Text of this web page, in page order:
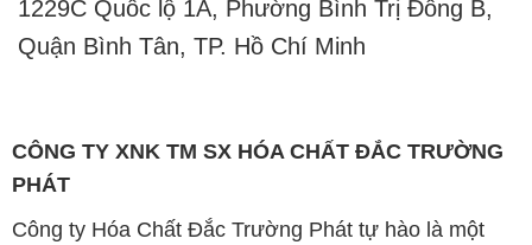
CÔNG TY XNK TM SX HÓA CHẤT ĐẮC TRƯỜNG
PHÁT
các loại hóa chất công nghiệp tại TP. Hồ Chí Minh.
Chúng tôi cam kết mang đến cho khách hàng sự hài
lòng và đáp ứng nhu cầu của họ một cách tốt nhất.